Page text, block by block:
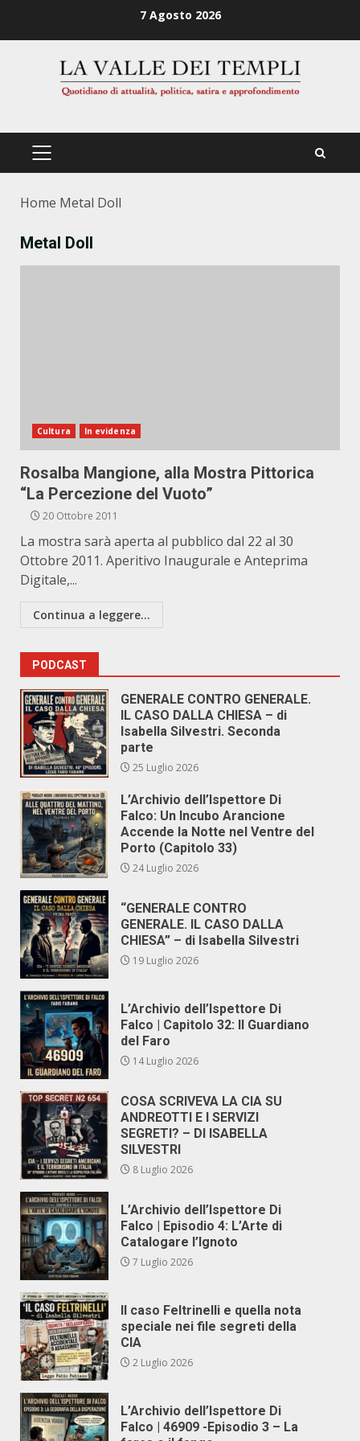
7 Agosto 2026
PRIMÄRES
Home Metal Doll
Metal Doll
Cultura In evidenza
Rosalba Mangione, alla Mostra Pittorica
“La Percezione del Vuoto”
20 Ottobre 2011
La mostra sarà aperta al pubblico dal 22 al 30
Ottobre 2011. Aperitivo Inaugurale e Anteprima
Digitale,...
Continua a leggere...
PODCAST
GENERALE CONTRO GENERALE.
IL CASO DALLA CHIESA – di
Isabella Silvestri. Seconda
parte
25 Luglio 2026
L’Archivio dell’Ispettore Di
Falco: Un Incubo Arancione
Accende la Notte nel Ventre del
Porto (Capitolo 33)
24 Luglio 2026
“GENERALE CONTRO
GENERALE. IL CASO DALLA
CHIESA” – di Isabella Silvestri
19 Luglio 2026
L’Archivio dell’Ispettore Di
Falco | Capitolo 32: Il Guardiano
del Faro
14 Luglio 2026
COSA SCRIVEVA LA CIA SU
ANDREOTTI E I SERVIZI
SEGRETI? – DI ISABELLA
SILVESTRI
8 Luglio 2026
L’Archivio dell’Ispettore Di
Falco | Episodio 4: L’Arte di
Catalogare l’Ignoto
7 Luglio 2026
Il caso Feltrinelli e quella nota
speciale nei file segreti della
CIA
2 Luglio 2026
L’Archivio dell’Ispettore Di
Falco | 46909 -Episodio 3 – La